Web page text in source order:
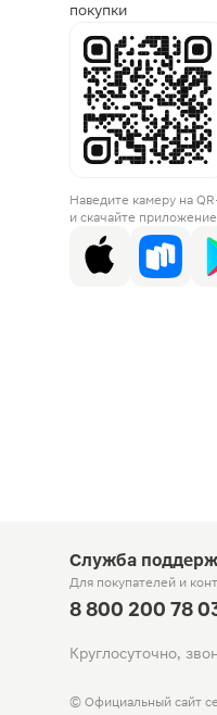
покупки
Наведите камеру на
и скачайте приложение
Служба
Для покупателей и
8 800 200 78
Круглосуточно,
© Официальный сайт